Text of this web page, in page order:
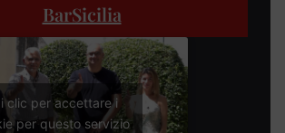
BarSicilia
clic per accettare i
per questo servizio